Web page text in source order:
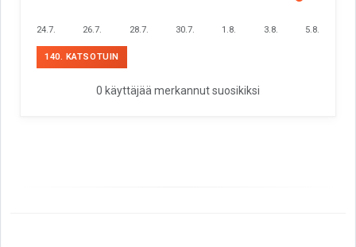
24.7. 26.7. 28.7. 30.7. 1.8. 3.8. 5.8.
140. KATSOTUIN
0 käyttäjää merkannut suosikiksi